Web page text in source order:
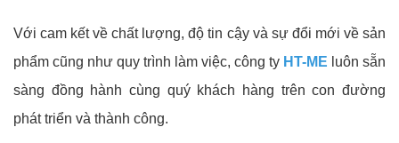
Với cam kết về chất lượng, độ tin cậy và sự đổi mới về sản
phẩm cũng như quy trình làm việc, công ty HT-ME luôn sẵn
sàng đồng hành cùng quý khách hàng trên con đường
phát triển và thành công.